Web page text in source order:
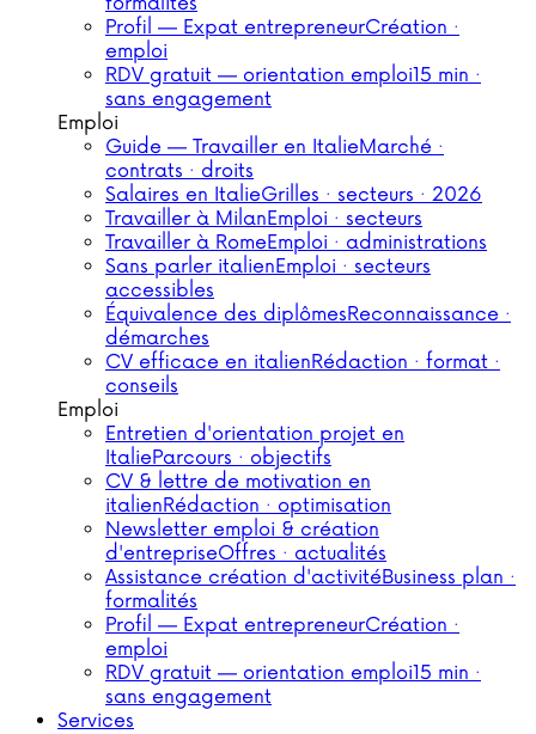
Profil — Expat entrepreneurCréation ·
emploi
RDV gratuit — orientation emploi15 min ·
sans engagement
Emploi
Guide — Travailler en ItalieMarché ·
contrats · droits
Salaires en ItalieGrilles · secteurs · 2026
Travailler à MilanEmploi · secteurs
Travailler à RomeEmploi · administrations
Sans parler italienEmploi · secteurs
accessibles
Équivalence des diplômesReconnaissance ·
démarches
CV efficace en italienRédaction · format ·
conseils
Emploi
Entretien d'orientation projet en
ItalieParcours · objectifs
CV & lettre de motivation en
italienRédaction · optimisation
Newsletter emploi & création
d'entrepriseOffres · actualités
Assistance création d'activitéBusiness plan ·
formalités
Profil — Expat entrepreneurCréation ·
emploi
RDV gratuit — orientation emploi15 min ·
sans engagement
Services